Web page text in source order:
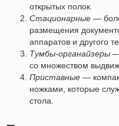
открытых полок.
Стационарные —
размещения
аппаратов и другого
Тумбы-органайзеры —
со множеством
Приставные —
ножками, которые
стола.